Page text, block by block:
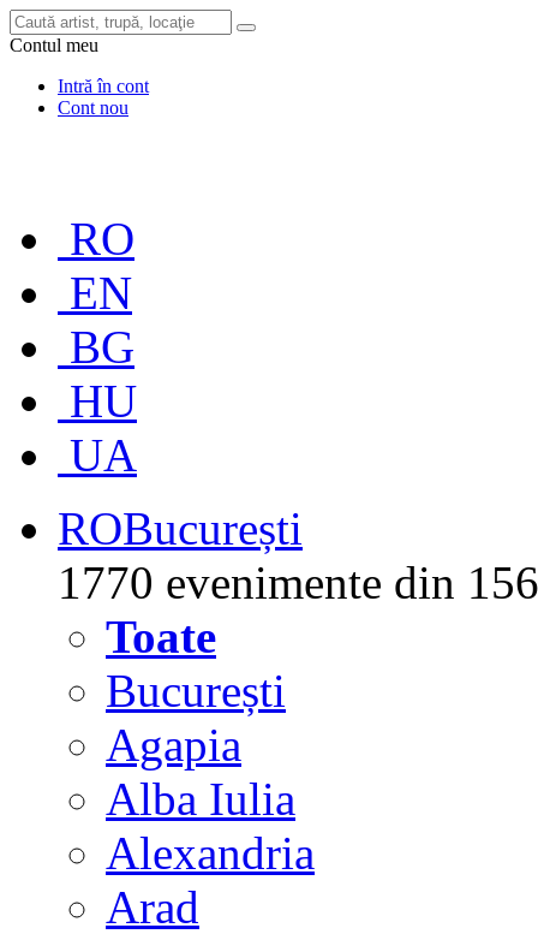
Contul meu
Intră în cont
Cont nou
RO
EN
BG
HU
UA
ROBucurești
1770 evenimente din
Toate
București
Agapia
Alba Iulia
Alexandria
Arad